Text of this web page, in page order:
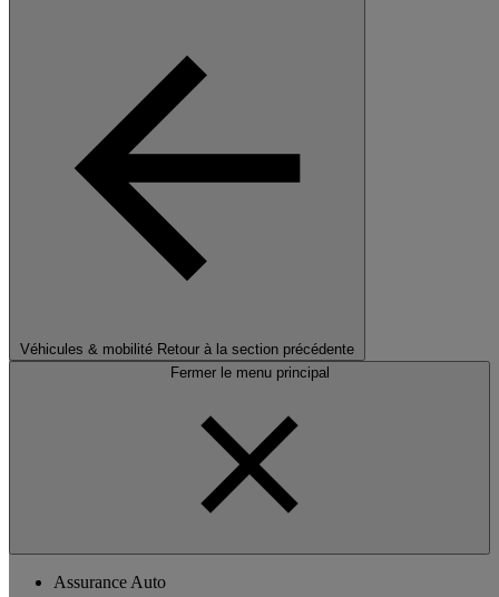
Véhicules & mobilité Retour à la section précédente
Fermer le menu principal
Assurance Auto